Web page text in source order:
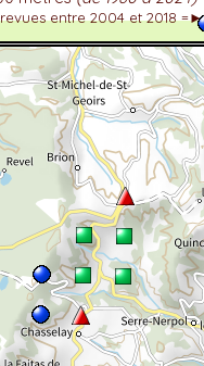
entre 2004 et 2018 =►